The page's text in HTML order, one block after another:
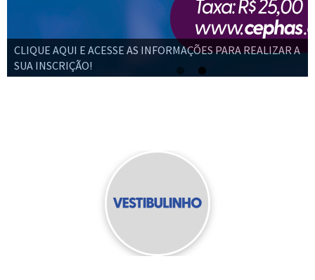
CLIQUE AQUI E ACESSE AS INFORMAÇÕES PARA REALIZAR A
SUA INSCRIÇÃO!